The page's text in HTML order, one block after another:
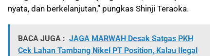
nyata, dan berkelanjutan,” pungkas Shinji Teraoka.
BACA JUGA : JAGA MARWAH Desak Satgas PKH
Cek Lahan Tambang Nikel PT Position, Kalau Ilegal